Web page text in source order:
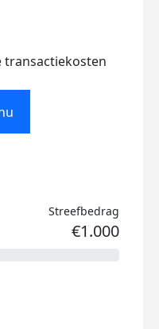
transactiekosten
Streefbedrag
€1.000